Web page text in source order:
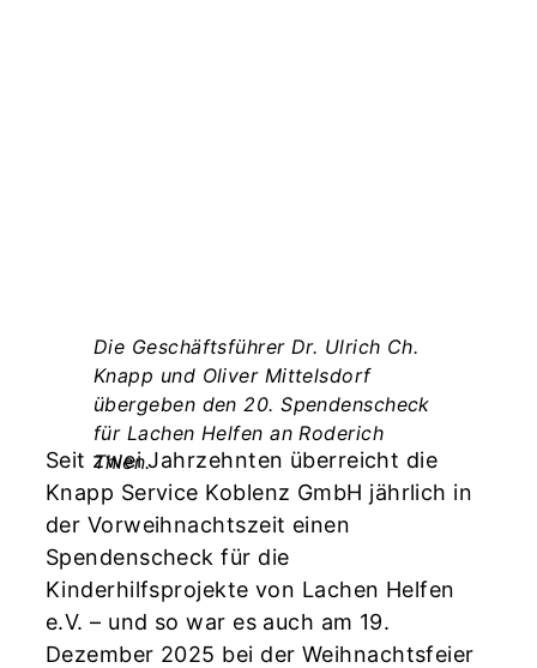
Die Geschäftsführer Dr. Ulrich Ch.
Knapp und Oliver Mittelsdorf
übergeben den 20. Spendenscheck
für Lachen Helfen an Roderich
Thien.
Seit zwei Jahrzehnten überreicht die
Knapp Service Koblenz GmbH jährlich in
der Vorweihnachtszeit einen
Spendenscheck für die
Kinderhilfsprojekte von Lachen Helfen
e.V. – und so war es auch am 19.
Dezember 2025 bei der Weihnachtsfeier